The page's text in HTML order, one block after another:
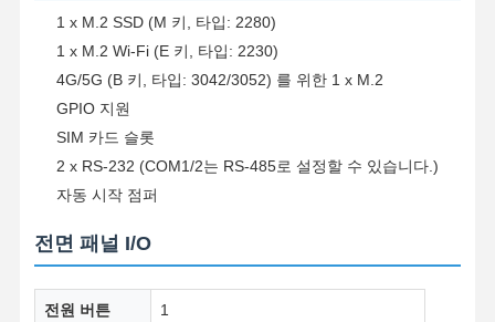
1 x M.2 SSD (M 키, 타입: 2280)
1 x M.2 Wi-Fi (E 키, 타입: 2230)
4G/5G (B 키, 타입: 3042/3052) 를 위한 1 x M.2
GPIO 지원
SIM 카드 슬롯
2 x RS-232 (COM1/2는 RS-485로 설정할 수 있습니다.)
자동 시작 점퍼
전면 패널 I/O
전원 버튼 1